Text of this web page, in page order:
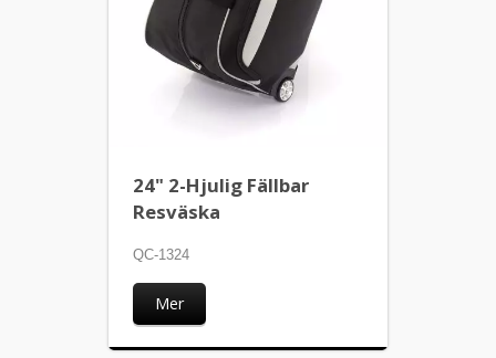
24" 2-Hjulig Fällbar
Resväska
QC-1324
Mer